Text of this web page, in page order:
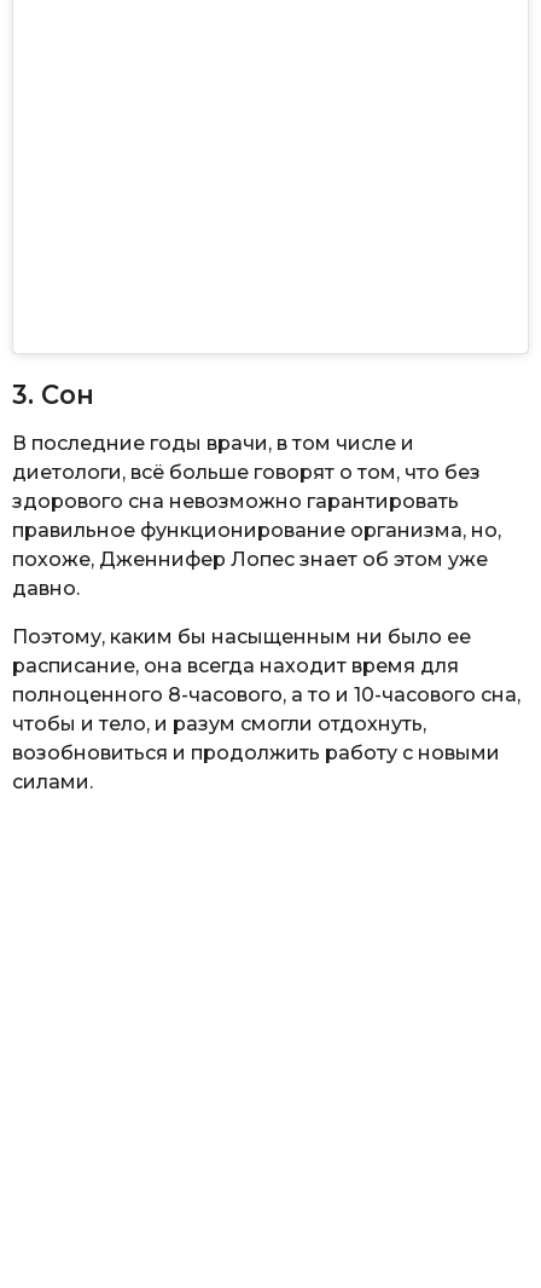
3. Сон
В последние годы врачи, в том числе и
диетологи, всё больше говорят о том, что без
здорового сна невозможно гарантировать
правильное функционирование организма, но,
похоже, Дженнифер Лопес знает об этом уже
давно.
Поэтому, каким бы насыщенным ни было ее
расписание, она всегда находит время для
полноценного 8-часового, а то и 10-часового сна,
чтобы и тело, и разум смогли отдохнуть,
возобновиться и продолжить работу с новыми
силами.